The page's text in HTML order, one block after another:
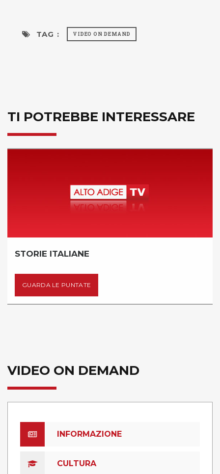
TAG : VIDEO ON DEMAND
TI POTREBBE INTERESSARE
VIDEO ON DEMAND
INFORMAZIONE
CULTURA